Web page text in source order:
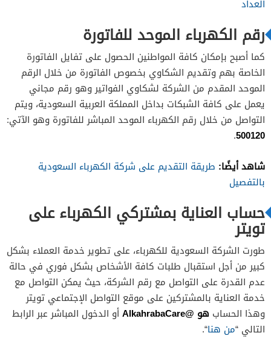
العداد
رقم الكهرباء الموحد للفاتورة
كما أصبح بإمكان كافة المواطنين الحصول على تفايل الفاتورة
الخاصة بهم وتقديم الشكاوي بخصوص الفاتورة من خلال الرقم
الموحد المقدم من الشركة لشكاوي الفواتير وهو رقم مجاني
يعمل على كافة الشبكات بداخل المملكة العربية السعودية، ويتم
التواصل من خلال رقم الكهرباء الموحد المباشر للفاتورة وهو الآتي:
500120
.
شاهد أيضًا: طريقة التقديم على شركة الكهرباء السعودية
بالتفصيل
حساب العناية بمشتركي الكهرباء على
تويتر
طورت الشركة السعودية للكهرباء، على تطوير خدمة العملاء بشكل
كبير من أجل استقبال طلبات كافة الأشخاص بشكل فوري في حالة
عدم القدرة على التواصل مع رقم الشركة، حيث يمكن التواصل مع
خدمة العناية بالمشتركين على موقع التواصل الإجتماعي تويتر
وهذا الحساب هو @AlkahrabaCare
أو الدخول المباشر عبر الرابط
التالي “من هنا“.